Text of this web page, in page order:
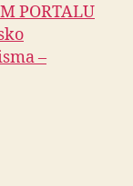
PORTALU
–